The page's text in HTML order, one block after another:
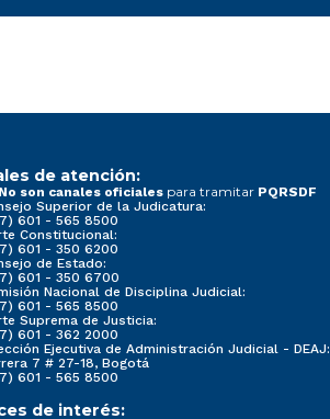
de atención:
No son canales oficiales para tramitar PQRSDF
Superior de la Judicatura:
601 - 565 8500
Constitucional:
601 - 350 6200
de Estado:
601 - 350 6700
Nacional de Disciplina Judicial:
601 - 565 8500
Suprema de Justicia:
601 - 362 2000
Ejecutiva de Administración Judicial - DEAJ:
7 # 27-18, Bogotá
601 - 565 8500
de interés: